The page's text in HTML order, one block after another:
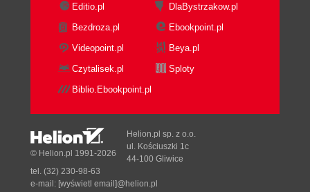
Editio.pl
DlaBystrzakow.pl
Bezdroza.pl
Ebookpoint.pl
Videopoint.pl
Beya.pl
Czytalisek.pl
Sploty
Biblio.Ebookpoint.pl
© Helion.pl 1991-2026
Helion.pl sp. z o.o.
ul. Kościuszki 1c
44-100 Gliwice
tel. (32) 230-98-63
e-mail: [wyświetl email]@helion.pl